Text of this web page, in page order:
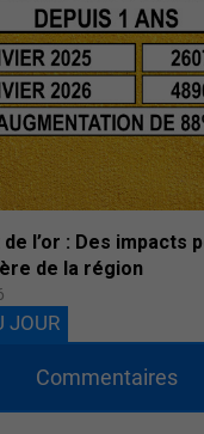
de l’or : Des impacts
de la région
JOUR
Commentaires